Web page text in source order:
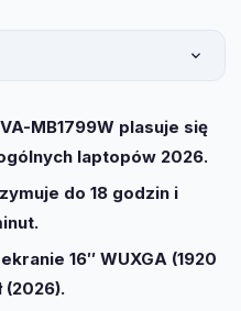
MB1799W plasuje się
laptopów 2026.
do 18 godzin i
16″ WUXGA (1920
(2026).